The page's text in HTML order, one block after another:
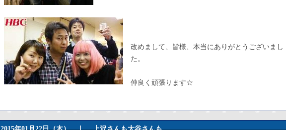
改めまして、皆様、本当にありがとうございまし
た。
仲良く頑張ります☆